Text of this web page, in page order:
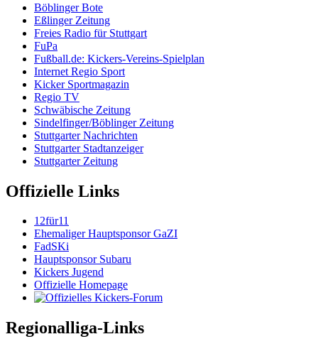
Böblinger Bote
Eßlinger Zeitung
Freies Radio für Stuttgart
FuPa
Fußball.de: Kickers-Vereins-Spielplan
Internet Regio Sport
Kicker Sportmagazin
Regio TV
Schwäbische Zeitung
Sindelfinger/Böblinger Zeitung
Stuttgarter Nachrichten
Stuttgarter Stadtanzeiger
Stuttgarter Zeitung
Offizielle Links
12für11
Ehemaliger Hauptsponsor GaZI
FadSKi
Hauptsponsor Subaru
Kickers Jugend
Offizielle Homepage
Regionalliga-Links